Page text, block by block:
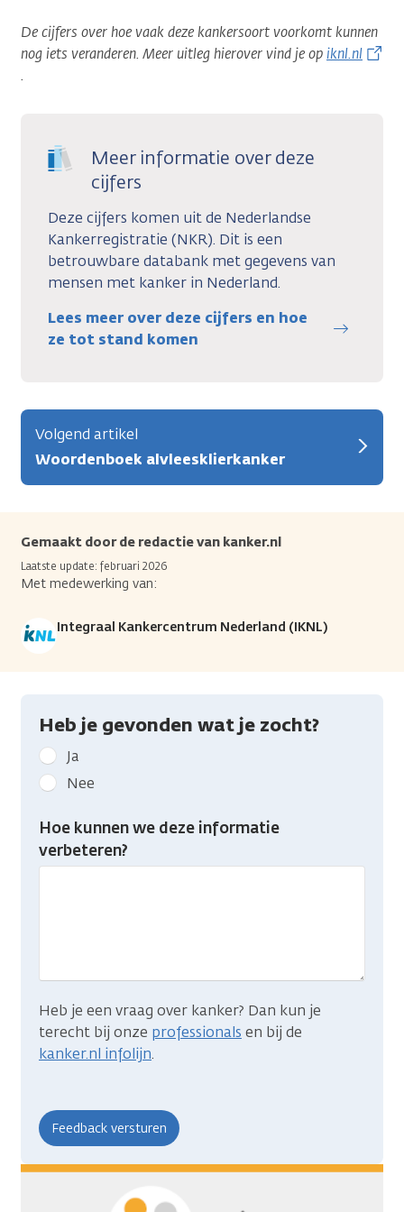
De cijfers over hoe vaak deze kankersoort voorkomt kunnen
nog iets veranderen. Meer uitleg hierover vind je opiknl.nl
.
Meer informatie over deze
cijfers
Deze cijfers komen uit de Nederlandse
Kankerregistratie (NKR). Dit is een
betrouwbare databank met gegevens van
mensen met kanker in Nederland.
Lees meer over deze cijfers en hoe
ze tot stand komen
Volgend artikel
Woordenboek alvleesklierkanker
Gemaakt door de redactie van kanker.nl
Laatste update: februari 2026
Met medewerking van:
Integraal Kankercentrum Nederland (IKNL)
Heb je gevonden wat je zocht?
Geef
kanker.nl
feedback:
Heb
gevonden
Ja
Nee
Hoe kunnen we deze informatie
verbeteren?
Heb je een vraag over kanker? Dan kun je
terecht bij onze professionals en bij de
kanker.nl infolijn.